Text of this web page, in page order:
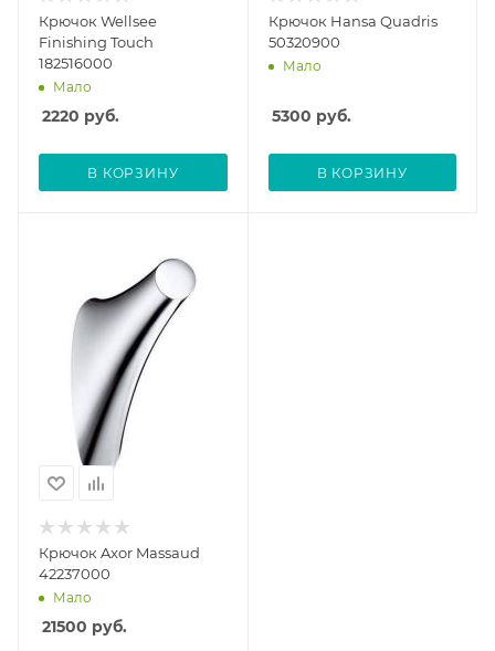
Крючок Wellsee
Finishing Touch
182516000
Мало
2220 руб.
В КОРЗИНУ
Крючок Hansa Quadris
50320900
Мало
5300 руб.
В КОРЗИНУ
Крючок Axor Massaud
42237000
Мало
21500 руб.